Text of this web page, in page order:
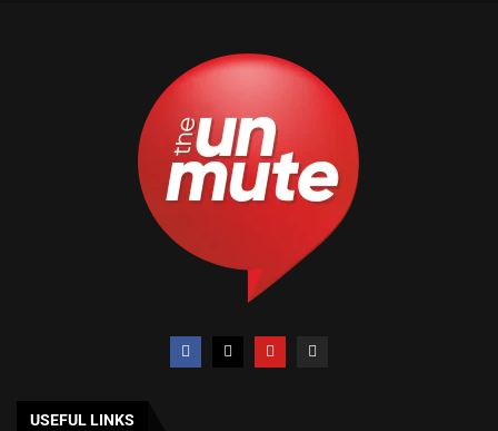
USEFUL LINKS